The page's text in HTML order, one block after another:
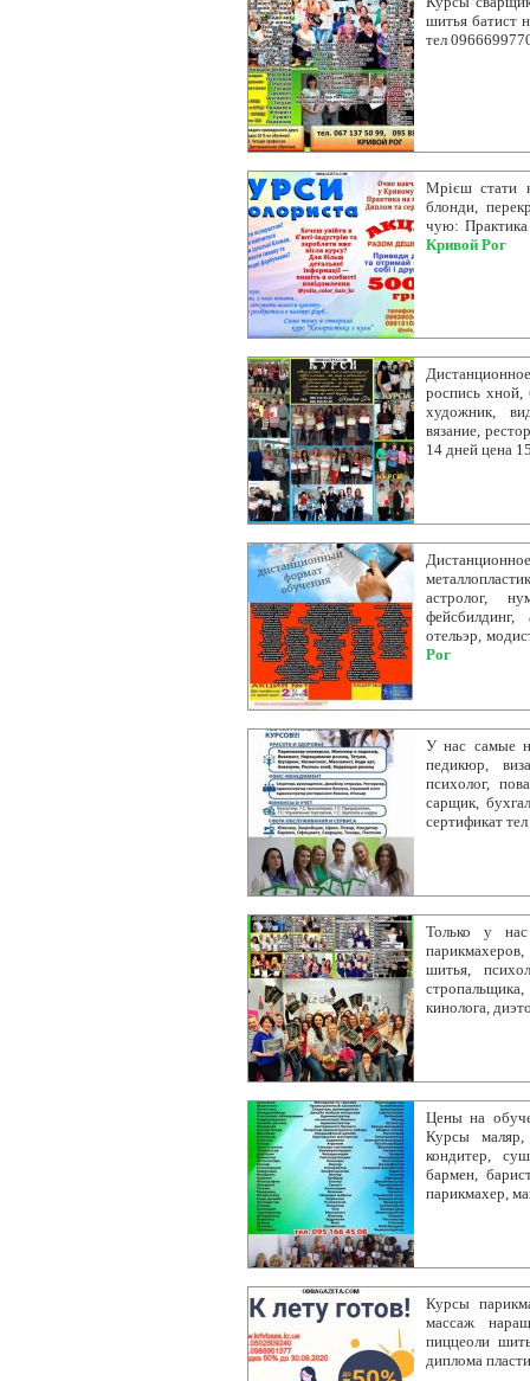
шитья батист
тел
Мрієш стати
блонди,
чую:
Кривой Рог
роспись хной,
художник,
вязание,
14 дней цена
астролог,
фейсбилдинг,
отельэр,
Рог
У нас самые
педикюр,
психолог,
сарщик,
сертификат
Только у
шитья,
кинолога,
Цены на
Курсы маляр,
кондитер,
бармен,
парикмахер,
Курсы
массаж
пиццеоли
диплома